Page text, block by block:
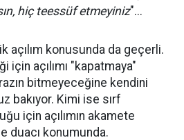
hiç teessüf etmeyiniz"...
açılım konusunda da geçerli.
için açılımı "kapatmaya"
bitmeyeceğine kendini
bakıyor. Kimi ise sırf
için açılımın akamete
duacı konumunda.